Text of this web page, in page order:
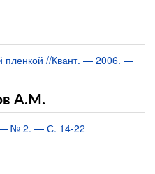
пленкой //Квант. — 2006. —
А.М.
— № 2. — С. 14-22